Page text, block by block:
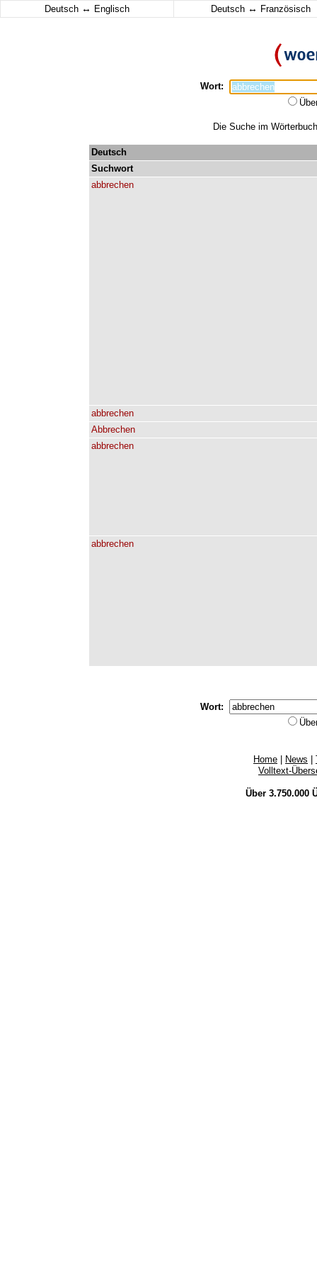
Deutsch ↔ Englisch Deutsch ↔ Französisch
Wort:
Die Suche im
Deutsch
Suchwort
abbrechen
abbrechen
Abbrechen
abbrechen
abbrechen
Wort:
Home News
Volltext-
Über 3.750.000